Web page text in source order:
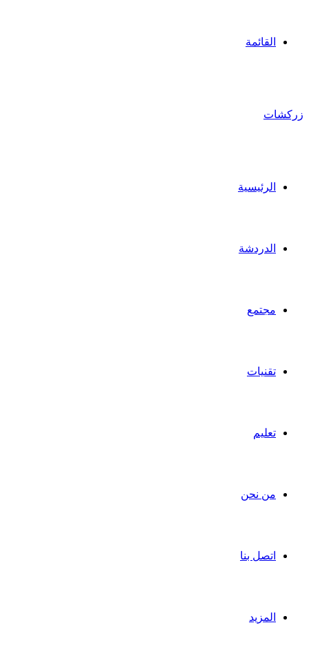
القائمة
زركشات
الرئيسية
الدردشة
مجتمع
تقنيات
تعليم
من نحن
اتصل بنا
المزيد